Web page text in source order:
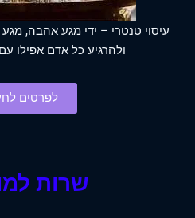
עיסוי טנטרי – ידי מגע אהבה,
ולהרגיע כל אדם אפילו
לפרטים
שרות